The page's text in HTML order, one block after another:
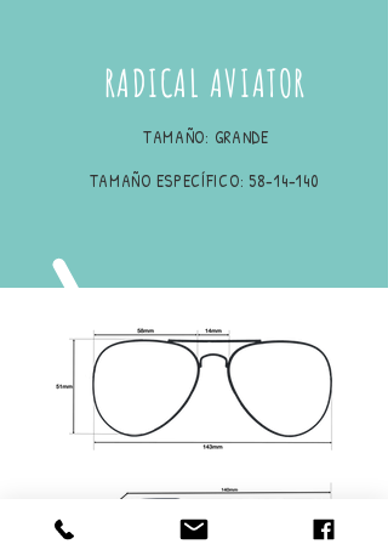
RADICAL AVIATOR
TAMAÑO: GRANDE
TAMAÑO ESPECÍFICO: 58-14-140